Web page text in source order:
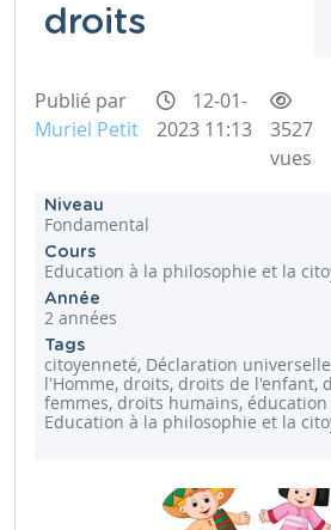
droits
Publié par
Muriel Petit
12-01-
2023 11:13
3527
vues
Niveau
Fondamental
Cours
Education à la philosophie et la
Année
2 années
Tags
citoyenneté, Déclaration
l'Homme, droits, droits de l'enfant,
femmes, droits humains,
Education à la philosophie et la